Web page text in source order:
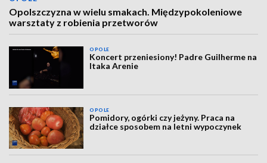
Opolszczyzna w wielu smakach. Międzypokoleniowe
warsztaty z robienia przetworów
OPOLE
Koncert przeniesiony! Padre Guilherme na
Itaka Arenie
OPOLE
Pomidory, ogórki czy jeżyny. Praca na
działce sposobem na letni wypoczynek